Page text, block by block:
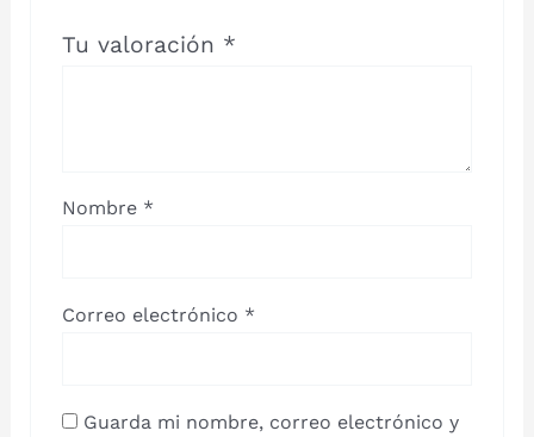
Tu valoración *
Nombre *
Correo electrónico *
Guarda mi nombre, correo electrónico y